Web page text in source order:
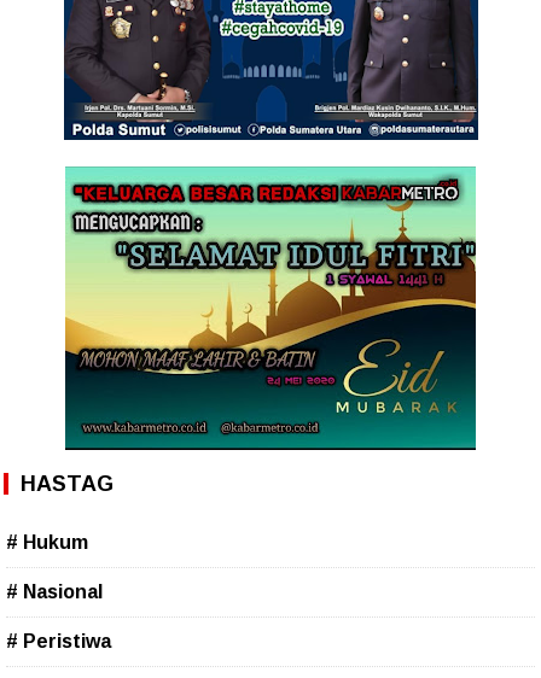
HASTAG
# Hukum
# Nasional
# Peristiwa